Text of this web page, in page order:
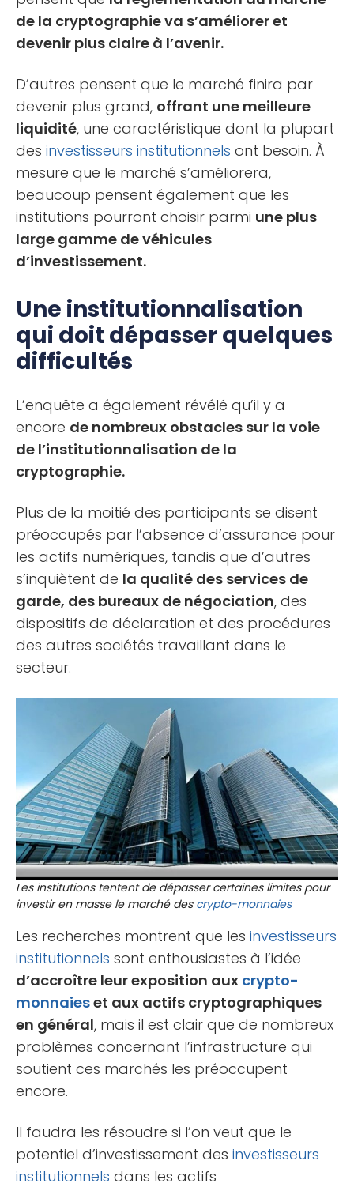
de la cryptographie va s’améliorer et
devenir plus claire à l’avenir.
D’autres pensent que le marché finira par
devenir plus grand, offrant une meilleure
liquidité, une caractéristique dont la plupart
des investisseurs institutionnels ont besoin. À
mesure que le marché s’améliorera,
beaucoup pensent également que les
institutions pourront choisir parmi une plus
large gamme de véhicules
d’investissement.
Une institutionnalisation
qui doit dépasser quelques
difficultés
L’enquête a également révélé qu’il y a
encore de nombreux obstacles sur la voie
de l’institutionnalisation de la
cryptographie.
Plus de la moitié des participants se disent
préoccupés par l’absence d’assurance pour
les actifs numériques, tandis que d’autres
s’inquiètent de la qualité des services de
garde, des bureaux de négociation, des
dispositifs de déclaration et des procédures
des autres sociétés travaillant dans le
secteur.
Les institutions tentent de dépasser certaines limites pour
investir en masse le marché des crypto-monnaies
Les recherches montrent que les investisseurs
institutionnels sont enthousiastes à l’idée
d’accroître leur exposition aux crypto-
monnaieset aux actifs cryptographiques
en général, mais il est clair que de nombreux
problèmes concernant l’infrastructure qui
soutient ces marchés les préoccupent
encore.
Il faudra les résoudre si l’on veut que le
potentiel d’investissement des investisseurs
institutionnels dans les actifs